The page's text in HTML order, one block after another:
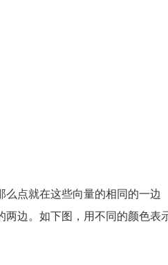
点就在这些向量的相同的一边
边。如下图，用不同的颜色表